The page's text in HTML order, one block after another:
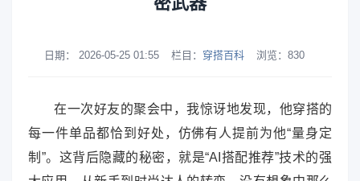
日期： 2026-05-25 01:55 栏目： 穿搭百科 浏览： 830
在一次好友的聚会中，我惊讶地发现，他穿搭的
每一件单品都恰到好处，仿佛有人提前为他“量身定
制”。这背后隐藏的秘密，就是“AI搭配推荐”技术的强